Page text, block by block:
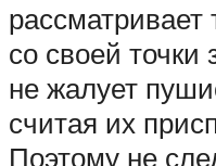
со своей точки
не жалует
считая их
Поэтому не